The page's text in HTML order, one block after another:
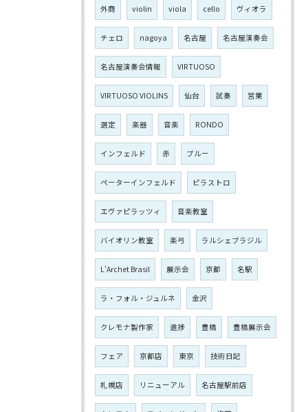
外商 violin viola cello ヴィオラ
チェロ nagoya 名古屋 名古屋演奏会
名古屋演奏会情報 VIRTUOSO
VIRTUOSO VIOLINS 仙台 試奏 営業
選定 楽器 音楽 RONDO
インフェルド 赤 ブルー
ペーターインフェルド ピラストロ
エヴァピラッツィ 音楽教室
バイオリン教室 楽弓 ラルシェブラジル
L'Archet Brasil 展示会 京都 名駅
ラ・フォル・ジュルネ 金沢
クレモナ製作家 進捗 豊橋 豊橋展示会
フェア 京都店 東京 技術日記
札幌店 リニューアル 名古屋駅前店